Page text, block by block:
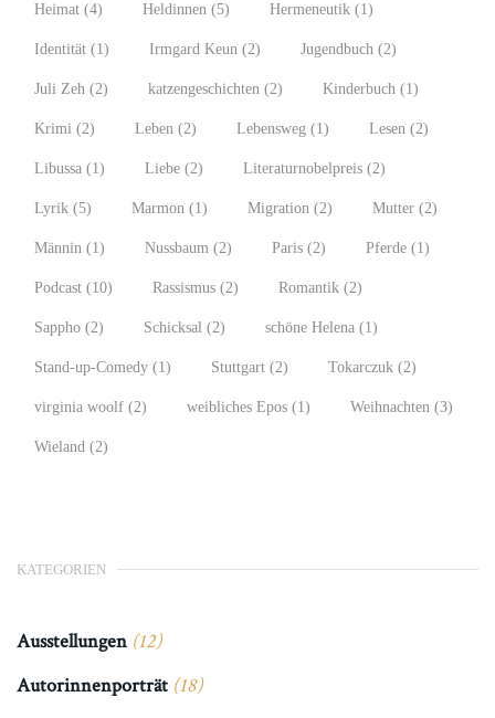
Heimat (4) Heldinnen (5) Hermeneutik (1)
Identität (1) Irmgard Keun (2) Jugendbuch (2)
Juli Zeh (2) katzengeschichten (2) Kinderbuch (1)
Krimi (2) Leben (2) Lebensweg (1) Lesen (2)
Libussa (1) Liebe (2) Literaturnobelpreis (2)
Lyrik (5) Marmon (1) Migration (2) Mutter (2)
Männin (1) Nussbaum (2) Paris (2) Pferde (1)
Podcast (10) Rassismus (2) Romantik (2)
Sappho (2) Schicksal (2) schöne Helena (1)
Stand-up-Comedy (1) Stuttgart (2) Tokarczuk (2)
virginia woolf (2) weibliches Epos (1) Weihnachten (3)
Wieland (2)
KATEGORIEN
Ausstellungen (12)
Autorinnenporträt (18)